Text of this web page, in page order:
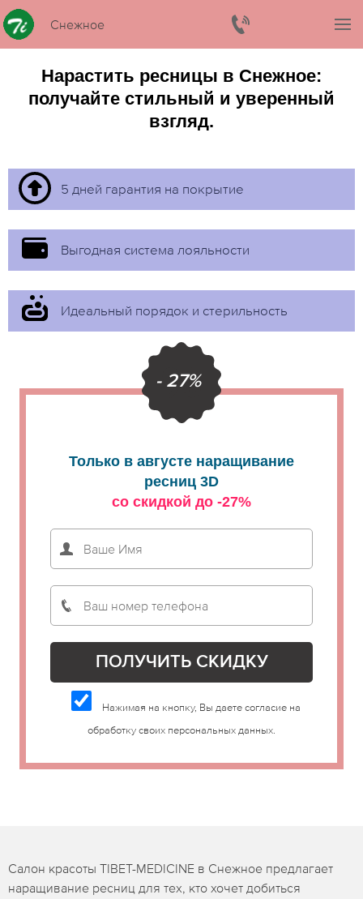
Снежное
Нарастить ресницы в Снежное:
получайте стильный и уверенный
взгляд.
5 дней гарантия на покрытие
Выгодная система лояльности
Идеальный порядок и стерильность
- 27%
Только в августе наращивание
ресниц 3D
со скидкой до -27%
Нажимая на кнопку, Вы даете согласие на
обработку своих персональных данных.
Салон красоты TIBET-MEDICINE в Снежное предлагает
наращивание ресниц для тех, кто хочет добиться